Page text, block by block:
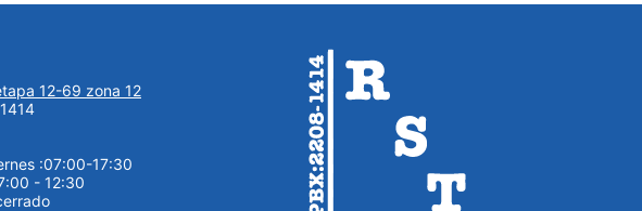
12-69 zona 12
:07:00-17:30
- 12:30